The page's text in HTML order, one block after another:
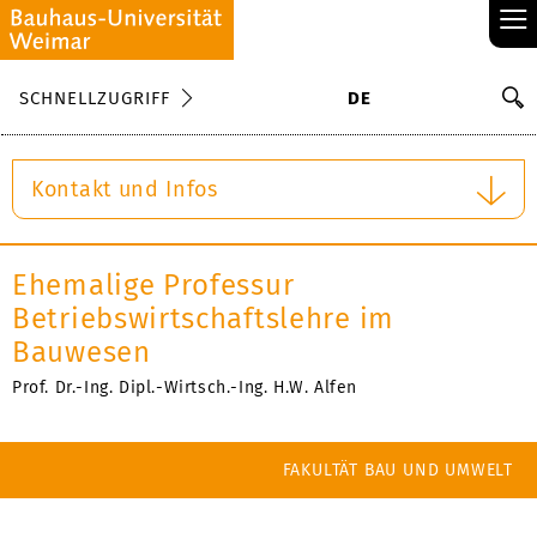
≡
SCHNELLZUGRIFF DE
Kontakt und Infos
Ehemalige Professur
Betriebswirtschaftslehre im
Bauwesen
Prof. Dr.-Ing. Dipl.-Wirtsch.-Ing. H.W. Alfen
FAKULTÄT BAU UND UMWELT